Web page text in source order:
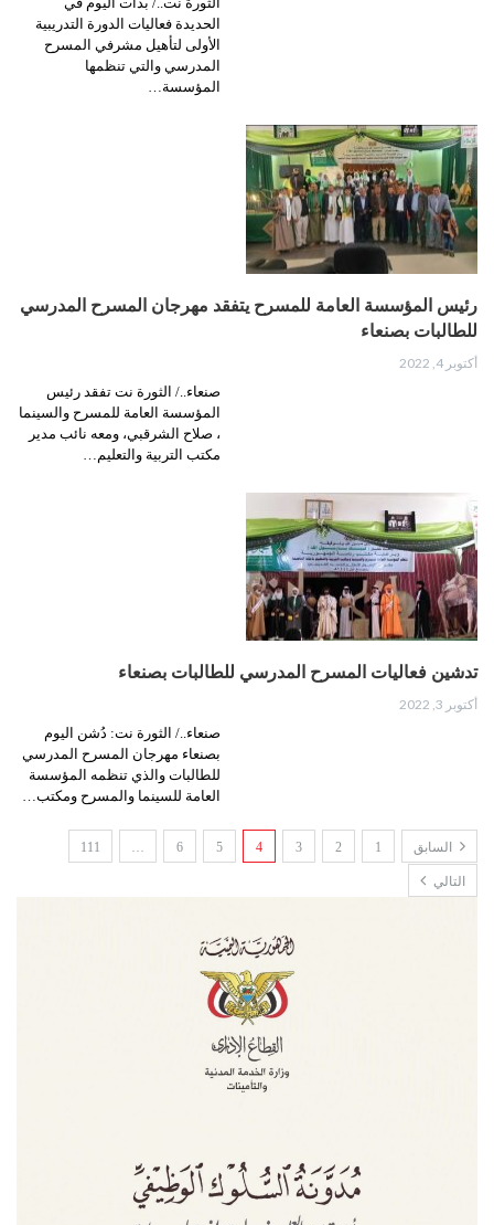
الحديدة فعاليات الدورة التدريبية
الأولى لتأهيل مشرفي المسرح
المدرسي والتي تنظمها
المؤسسة…
رئيس المؤسسة العامة للمسرح يتفقد مهرجان المسرح المدرسي
للطالبات بصنعاء
أكتوبر 4, 2022
صنعاء../ الثورة نت تفقد رئيس
المؤسسة العامة للمسرح والسينما
، صلاح الشرقبي، ومعه نائب مدير
مكتب التربية والتعليم…
تدشين فعاليات المسرح المدرسي للطالبات بصنعاء
أكتوبر 3, 2022
صنعاء../ الثورة نت: دُشن اليوم
بصنعاء مهرجان المسرح المدرسي
للطالبات والذي تنظمه المؤسسة
العامة للسينما والمسرح ومكتب…
السابق 1
2
3
4
5
6
…
111
التالي